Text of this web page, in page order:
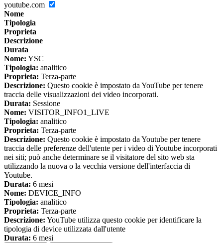
youtube.com
Nome
Tipologia
Proprieta
Descrizione
Durata
Nome: YSC
Tipologia: analitico
Proprieta: Terza-parte
Descrizione: Questo cookie è impostato da YouTube per tenere
traccia delle visualizzazioni dei video incorporati.
Durata: Sessione
Nome: VISITOR_INFO1_LIVE
Tipologia: analitico
Proprieta: Terza-parte
Descrizione: Questo cookie è impostato da Youtube per tenere
traccia delle preferenze dell'utente per i video di Youtube incorporati
nei siti; può anche determinare se il visitatore del sito web sta
utilizzando la nuova o la vecchia versione dell'interfaccia di
Youtube.
Durata: 6 mesi
Nome: DEVICE_INFO
Tipologia: analitico
Proprieta: Terza-parte
Descrizione: YouTube utilizza questo cookie per identificare la
tipologia di device utilizzata dall'utente
Durata: 6 mesi